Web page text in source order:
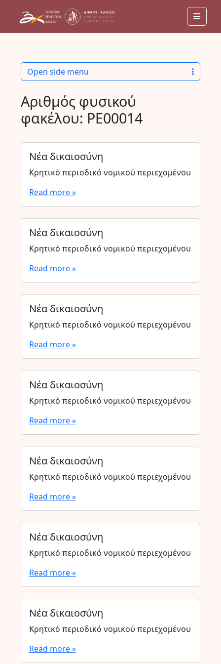
Αριθμός φυσικού
φακέλου: PE00014
Νέα δικαιοσύνη
Κρητικό περιοδικό νομικού περιεχομένου
Read more »
Νέα δικαιοσύνη
Κρητικό περιοδικό νομικού περιεχομένου
Read more »
Νέα δικαιοσύνη
Κρητικό περιοδικό νομικού περιεχομένου
Read more »
Νέα δικαιοσύνη
Κρητικό περιοδικό νομικού περιεχομένου
Read more »
Νέα δικαιοσύνη
Κρητικό περιοδικό νομικού περιεχομένου
Read more »
Νέα δικαιοσύνη
Κρητικό περιοδικό νομικού περιεχομένου
Read more »
Νέα δικαιοσύνη
Κρητικό περιοδικό νομικού περιεχομένου
Read more »
Open side menu